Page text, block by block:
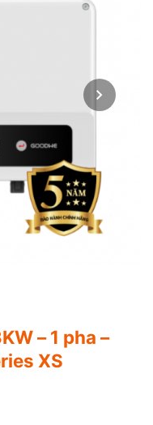
– 1 pha –
XS